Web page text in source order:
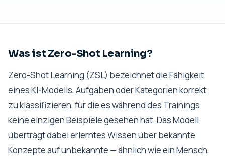
Was ist Zero-Shot Learning?
Zero-Shot Learning (ZSL) bezeichnet die Fähigkeit
eines KI-Modells, Aufgaben oder Kategorien korrekt
zu klassifizieren, für die es während des Trainings
keine einzigen Beispiele gesehen hat. Das Modell
überträgt dabei erlerntes Wissen über bekannte
Konzepte auf unbekannte — ähnlich wie ein Mensch,